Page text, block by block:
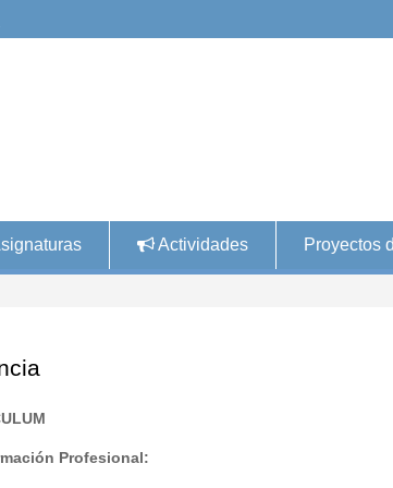
Actividades Proyectos
Profesional: